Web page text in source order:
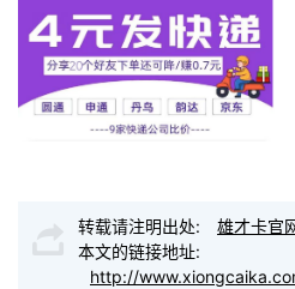
转载请注明出处:
雄才卡官
本文的链接地址:
http://